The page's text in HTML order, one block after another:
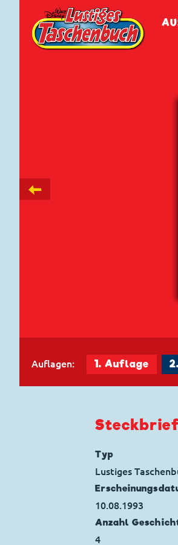
←
Auflagen: 1. Auflage
Typ
Lustiges
10.08.1993
Anzahl
4